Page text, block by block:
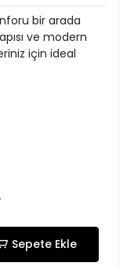
bir arada
ve modern
için ideal
Sepete Ekle